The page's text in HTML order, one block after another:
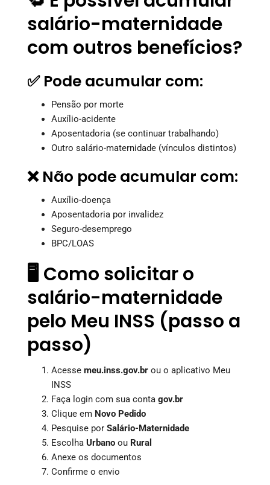
salário-maternidade
com outros benefícios?
✅ Pode acumular com:
Pensão por morte
Auxílio-acidente
Aposentadoria (se continuar trabalhando)
Outro salário-maternidade (vínculos distintos)
❌ Não pode acumular com:
Auxílio-doença
Aposentadoria por invalidez
Seguro-desemprego
BPC/LOAS
🖥️ Como solicitar o
salário-maternidade
pelo Meu INSS (passo a
passo)
Acesse meu.inss.gov.br ou o aplicativo Meu
INSS
Faça login com sua conta gov.br
Clique em Novo Pedido
Pesquise por Salário-Maternidade
Escolha Urbano ou Rural
Anexe os documentos
Confirme o envio